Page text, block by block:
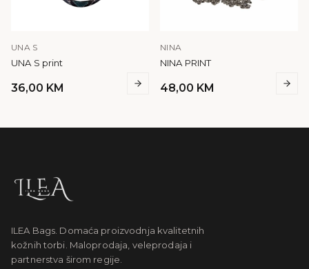
UNA S
UNA S print
36,00 KM
NINA
NINA PRINT
48,00 KM
ILEA Bags. Domaća proizvodnja kvalitetnih
kožnih torbi. Maloprodaja, veleprodaja i
partnerstva širom regije.